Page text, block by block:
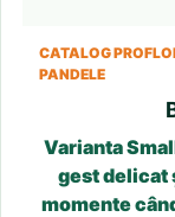
CATALOG
PANDELE
Varianta
gest delicat
momente